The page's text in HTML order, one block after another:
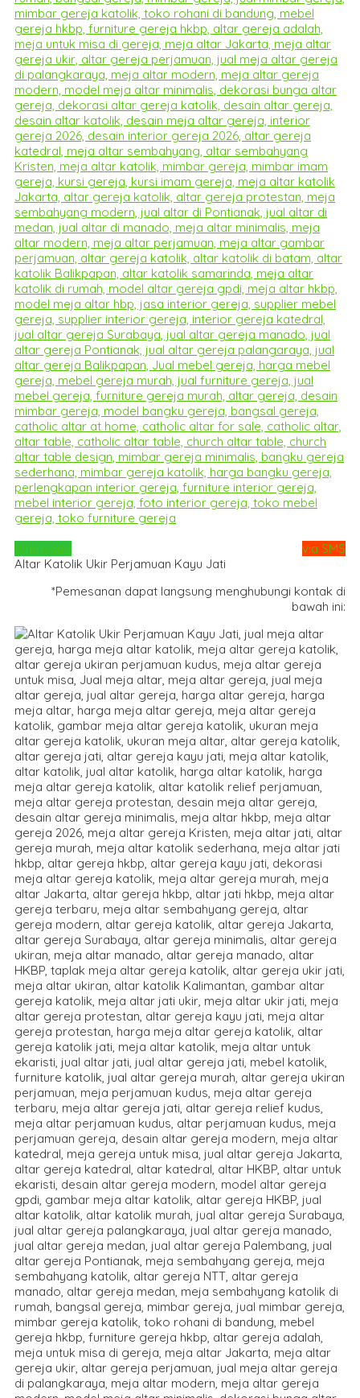
Whatsapp
via SMS
Altar Katolik Ukir Perjamuan Kayu Jati
*Pemesanan dapat langsung menghubungi kontak di
bawah ini: